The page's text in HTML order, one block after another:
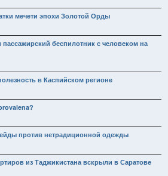
мечети эпохи Золотой Орды
беспилотник с человеком на
в Каспийском регионе
против нетрадиционной одежды
из Таджикистана вскрыли в Саратове